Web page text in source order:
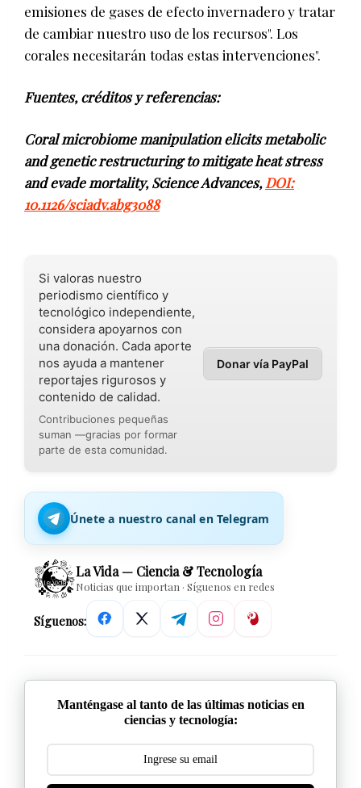
emisiones de gases de efecto invernadero y tratar
de cambiar nuestro uso de los recursos". Los
corales necesitarán todas estas intervenciones".
Fuentes, créditos y referencias:
Coral microbiome manipulation elicits metabolic
and genetic restructuring to mitigate heat stress
and evade mortality, Science Advances, DOI:
10.1126/sciadv.abg3088
Si valoras nuestro
periodismo científico y
tecnológico independiente,
considera apoyarnos con
una donación. Cada aporte
nos ayuda a mantener
reportajes rigurosos y
contenido de calidad.
Contribuciones pequeñas
suman —gracias por formar
parte de esta comunidad.
Donar vía PayPal
Únete a nuestro canal en Telegram
La Vida — Ciencia & Tecnología
Noticias que importan · Síguenos en redes
Síguenos:
Manténgase al tanto de las últimas noticias en
ciencias y tecnología: